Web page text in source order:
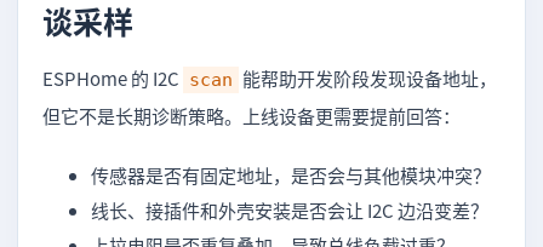
谈采样
ESPHome 的 I2C scan 能帮助开发阶段发现设备地址，
但它不是长期诊断策略。上线设备更需要提前回答：
传感器是否有固定地址，是否会与其他模块冲突？
线长、接插件和外壳安装是否会让 I2C 边沿变差？